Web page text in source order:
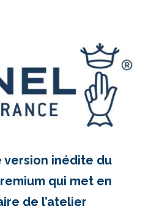
version inédite du
qui met en
de l’atelier